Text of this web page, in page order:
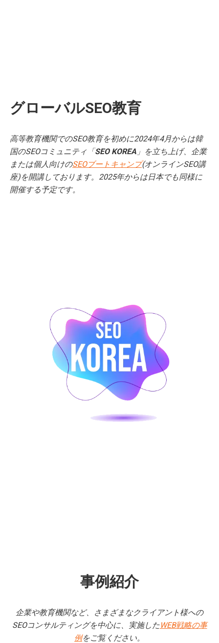
グローバルSEO教育
高等教育機関でのSEO教育を初めに2024年4月からは韓
国のSEOコミュニティ「 SEO KOREA 」を立ち上げ、企業
または個人向けのSEOブートキャンプ(オンラインSEO講
座)を開講しております。2025年からは日本でも同様に
開催する予定です。
事例紹介
企業や教育機関など、さまざまなクライアント様への
SEOコンサルティングを中心に、実施したWEB戦略の事
例をご覧ください。